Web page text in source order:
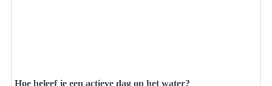
Hoe beleef je een actieve dag op het water?